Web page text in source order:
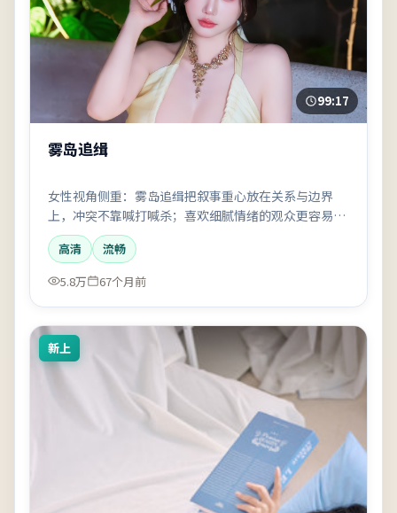
99:17
雾岛追缉
女性视角侧重：雾岛追缉把叙事重心放在关系与边界
上，冲突不靠喊打喊杀；喜欢细腻情绪的观众更容易代
入。
高清
流畅
5.8万
67个月前
新上